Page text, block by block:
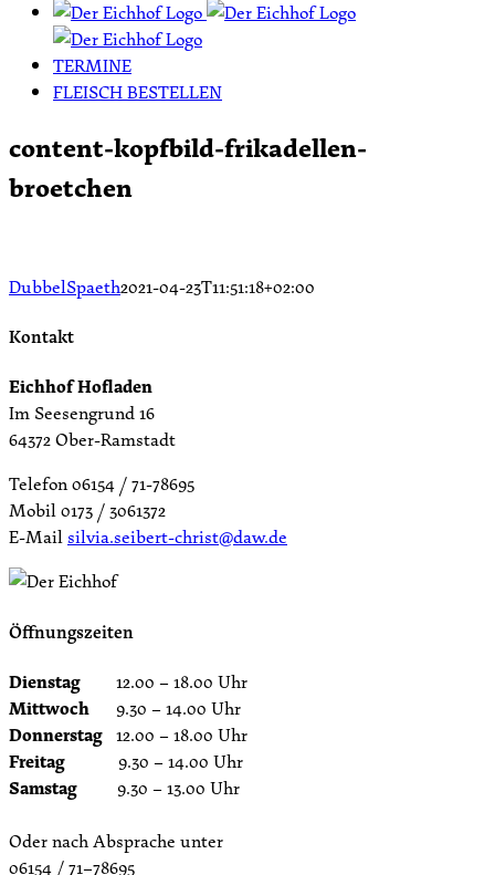
TERMINE
FLEISCH BESTELLEN
content-kopfbild-frikadellen-
broetchen
DubbelSpaeth2021-04-23T11:51:18+02:00
Kontakt
Eichhof Hofladen
Im Seesengrund 16
64372 Ober-Ramstadt
Telefon 06154 / 71-78695
Mobil 0173 / 3061372
E-Mailsilvia.seibert-christ@daw.de
Öffnungszeiten
Dienstag 12.00 – 18.00 Uhr
Mittwoch 9.30 – 14.00 Uhr
Donnerstag 12.00 – 18.00 Uhr
Freitag 9.30 – 14.00 Uhr
Samstag 9.30 – 13.00 Uhr
Oder nach Absprache unter
06154 / 71–78695